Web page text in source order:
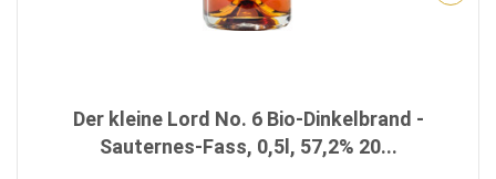
Der kleine Lord No. 6 Bio-Dinkelbrand -
Sauternes-Fass, 0,5l, 57,2% 20...